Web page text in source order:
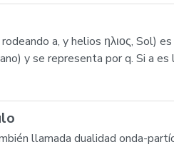
a, y helios ηλιος, Sol)
y se representa por q. Si a
llamada dualidad onda-